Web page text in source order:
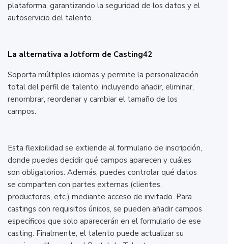
plataforma, garantizando la seguridad de los datos y el
autoservicio del talento.
La alternativa a Jotform de Casting42
Soporta múltiples idiomas y permite la personalización
total del perfil de talento, incluyendo añadir, eliminar,
renombrar, reordenar y cambiar el tamaño de los
campos.
Esta flexibilidad se extiende al formulario de inscripción,
donde puedes decidir qué campos aparecen y cuáles
son obligatorios. Además, puedes controlar qué datos
se comparten con partes externas (clientes,
productores, etc.) mediante acceso de invitado. Para
castings con requisitos únicos, se pueden añadir campos
específicos que solo aparecerán en el formulario de ese
casting. Finalmente, el talento puede actualizar su